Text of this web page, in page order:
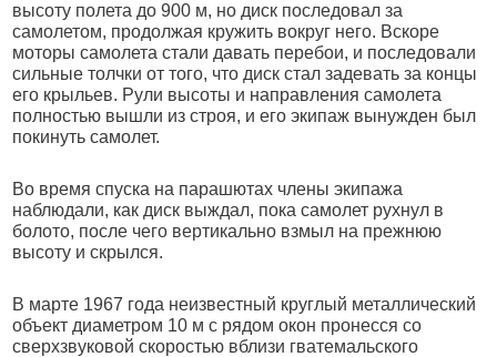
высоту полета до 900 м, но диск последовал за
самолетом, продолжая кружить вокруг него. Вскоре
моторы самолета стали давать перебои, и последовали
сильные толчки от того, что диск стал задевать за концы
его крыльев. Рули высоты и направления самолета
полностью вышли из строя, и его экипаж вынужден был
покинуть самолет.
Во время спуска на парашютах члены экипажа
наблюдали, как диск выждал, пока самолет рухнул в
болото, после чего вертикально взмыл на прежнюю
высоту и скрылся.
В марте 1967 года неизвестный круглый металлический
объект диаметром 10 м с рядом окон пронесся со
сверхзвуковой скоростью вблизи гватемальского